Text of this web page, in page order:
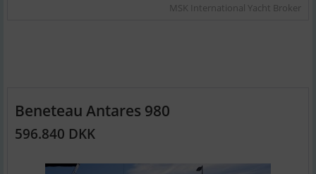
MSK International Yacht Broker
Beneteau Antares 980
596.840 DKK